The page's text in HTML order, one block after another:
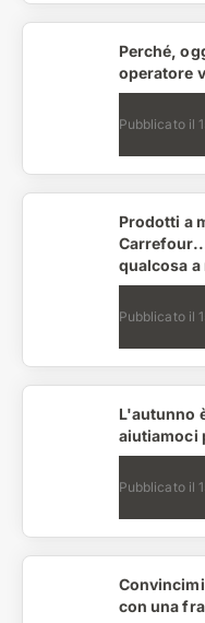
Perché,
operatore
Pubblicato il
Prodotti a
qualcosa
Pubblicato il
L'autunno
aiutiamoci
Pubblicato il
Convincimi
con una